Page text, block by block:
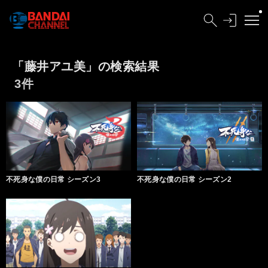
「藤井アユ美」の検索結果
3件
不死身な僕の日常 シーズン3 不死身な僕の日常 シーズン2